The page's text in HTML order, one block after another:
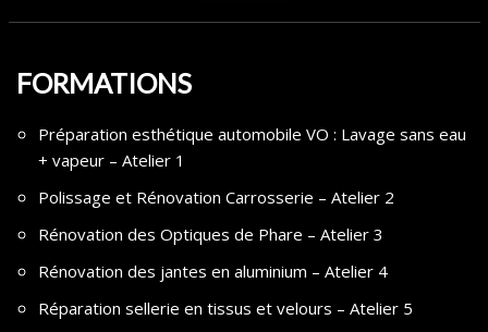
FORMATIONS
Préparation esthétique automobile VO : Lavage sans eau
+ vapeur – Atelier 1
Polissage et Rénovation Carrosserie – Atelier 2
Rénovation des Optiques de Phare – Atelier 3
Rénovation des jantes en aluminium – Atelier 4
Réparation sellerie en tissus et velours – Atelier 5